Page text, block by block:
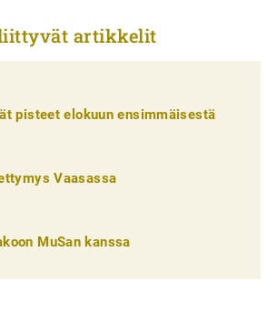
liittyvät artikkelit
pisteet elokuun ensimmäisestä
Vaasassa
MuSan kanssa